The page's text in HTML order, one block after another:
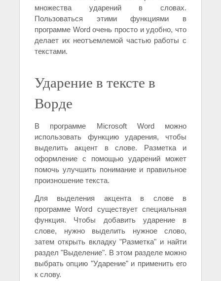
множества ударений в словах.
Пользоваться этими функциями в
программе Word очень просто и удобно, что
делает их неотъемлемой частью работы с
текстами.
Ударение в тексте в
Ворде
В программе Microsoft Word можно
использовать функцию ударения, чтобы
выделить акцент в слове. Разметка и
оформление с помощью ударений может
помочь улучшить понимание и правильное
произношение текста.
Для выделения акцента в слове в
программе Word существует специальная
функция. Чтобы добавить ударение в
слове, нужно выделить нужное слово,
затем открыть вкладку "Разметка" и найти
раздел "Выделение". В этом разделе можно
выбрать опцию "Ударение" и применить его
к слову.